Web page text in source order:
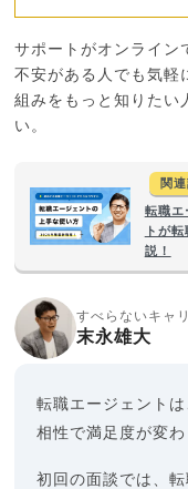
サポートがオンライン
不安がある人でも気軽
組みをもっと知りたい
い。
関
転職エ
トが
説！
すべらないキャ
末永雄大
転職エージェント
相性で満足度が変わ
初回の面談では、